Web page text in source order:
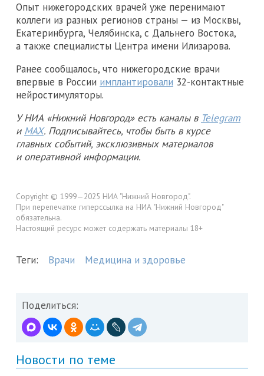
Опыт нижегородских врачей уже перенимают
коллеги из разных регионов страны — из Москвы,
Екатеринбурга, Челябинска, с Дальнего Востока,
а также специалисты Центра имени Илизарова.
Ранее сообщалось, что нижегородские врачи
впервые в России имплантировали 32-контактные
нейростимуляторы.
У НИА «Нижний Новгород» есть каналы в Telegram
и MAX. Подписывайтесь, чтобы быть в курсе
главных событий, эксклюзивных материалов
и оперативной информации.
Copyright © 1999—2025 НИА "Нижний Новгород".
При перепечатке гиперссылка на НИА "Нижний Новгород"
обязательна.
Настоящий ресурс может содержать материалы 18+
Теги: Врачи Медицина и здоровье
Поделиться:
Новости по теме